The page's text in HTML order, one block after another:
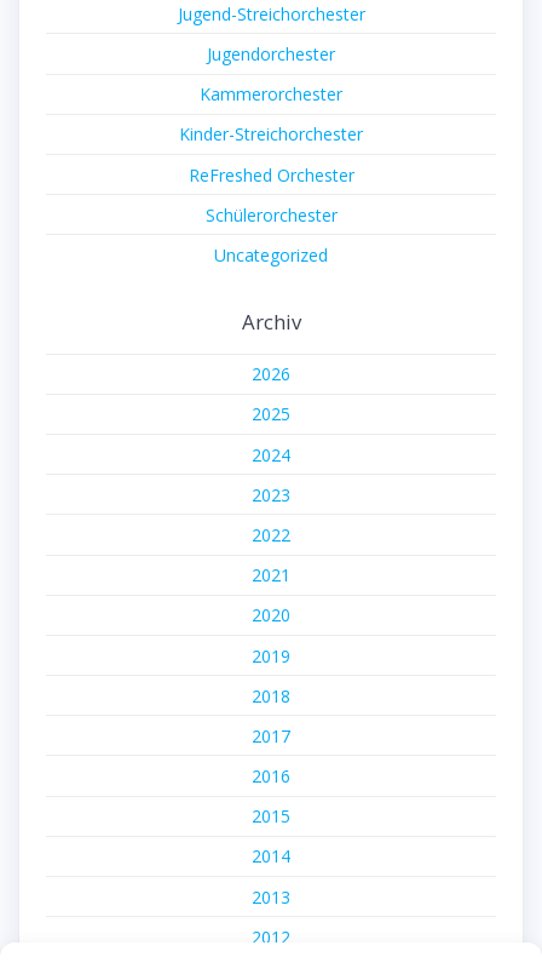
Jugend-Streichorchester
Jugendorchester
Kammerorchester
Kinder-Streichorchester
ReFreshed Orchester
Schülerorchester
Uncategorized
Archiv
2026
2025
2024
2023
2022
2021
2020
2019
2018
2017
2016
2015
2014
2013
2012